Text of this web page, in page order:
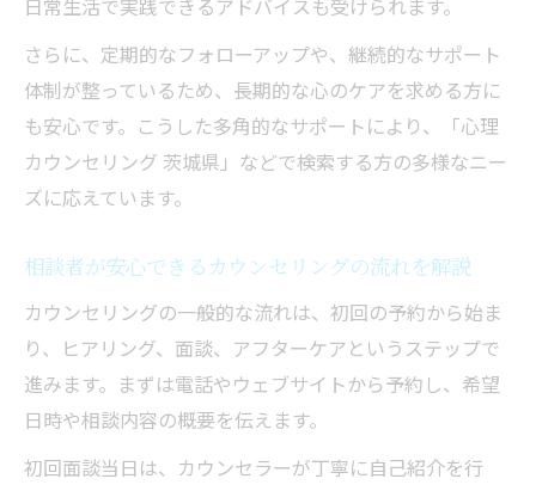
日常生活で実践できるアドバイスも受けられます。
さらに、定期的なフォローアップや、継続的なサポート
体制が整っているため、長期的な心のケアを求める方に
も安心です。こうした多角的なサポートにより、「心理
カウンセリング 茨城県」などで検索する方の多様なニー
ズに応えています。
相談者が安心できるカウンセリングの流れを解説
カウンセリングの一般的な流れは、初回の予約から始ま
り、ヒアリング、面談、アフターケアというステップで
進みます。まずは電話やウェブサイトから予約し、希望
日時や相談内容の概要を伝えます。
初回面談当日は、カウンセラーが丁寧に自己紹介を行